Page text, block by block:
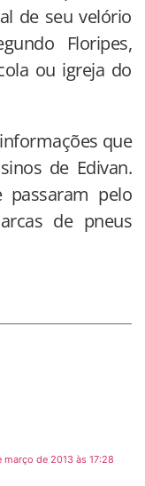
de seu velório
Floripes,
ou igreja do
que
de Edivan.
passaram pelo
de pneus
março de 2013 às 17:28